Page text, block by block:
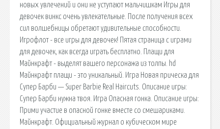
новых увлечений и они не уступают мальчишкам Игры для
девочек винкс очень увлекательные. После получения всех
сил волшебницы обретают удивительные способности.
Игрофлот - все игры для девочек! Пятая страница с играми
для девочек, как всегда играть бесплатно. Плащи для
Майнкрафт - выделят вашего персонажа из толпы. hd
Майнкрафт плащи - это уникальный. Игра Новая прическа для
Супер Барби — Super Barbie Real Haircuts. Описание игры:
Супер Барби нужна твоя. Игра Опасная гонка. Описание игры:
Прими участие в опасной гонке вместе со смешариками.
Майнкрафт. Официальный журнал о кубическом мире